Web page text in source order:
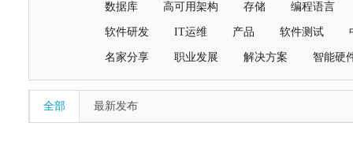
数据库 高可用架构 存储 编程语言
软件研发 IT运维 产品 软件测试
名家分享 职业发展 解决方案 智能硬
全部 最新发布